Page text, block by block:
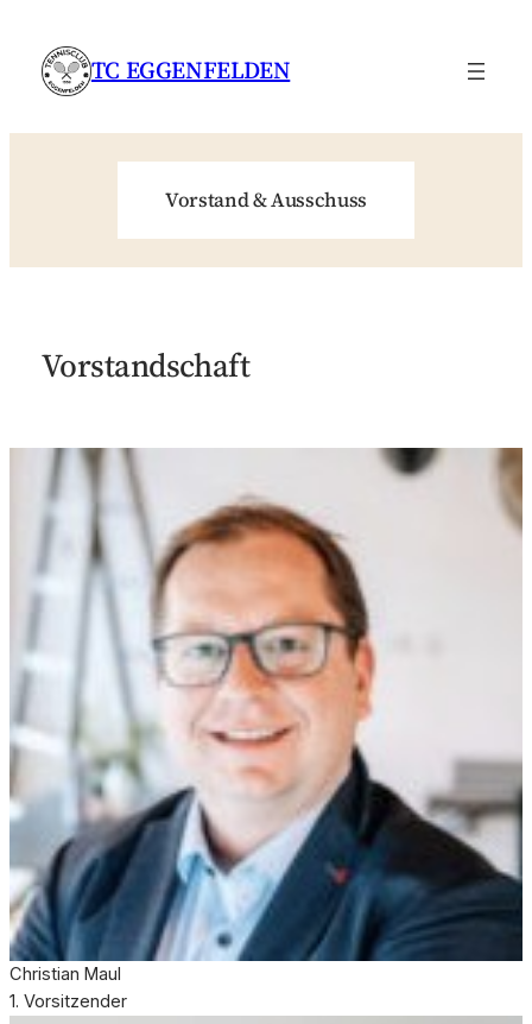
Inhalt
springen
TC EGGENFELDEN
Vorstand & Ausschuss
Vorstandschaft
Christian Maul
1. Vorsitzender